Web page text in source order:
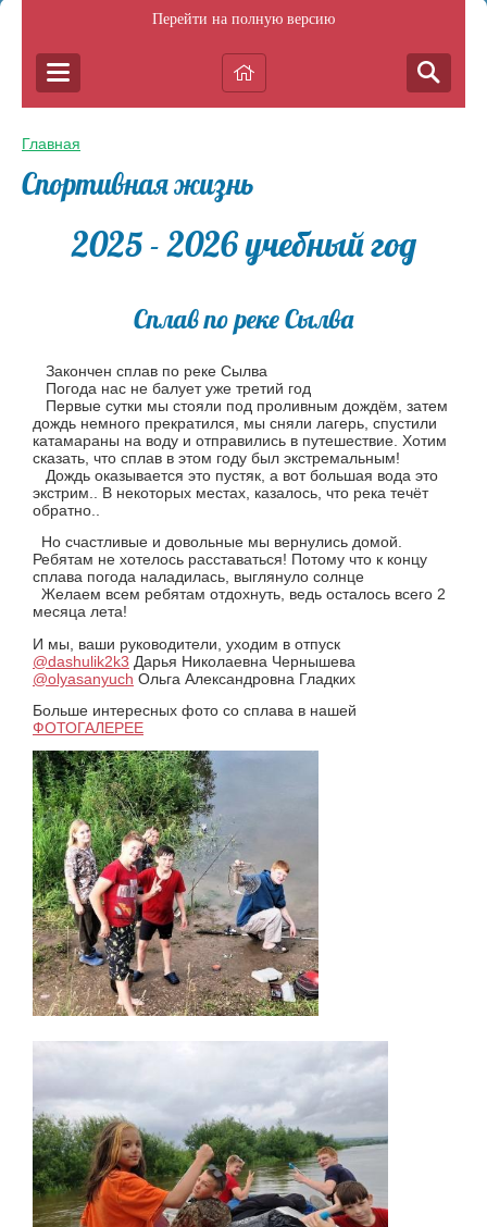
Перейти на полную версию
Главная
Спортивная жизнь
2025 - 2026 учебный год
Сплав по реке Сылва
Закончен сплав по реке Сылва
Погода нас не балует уже третий год
Первые сутки мы стояли под проливным дождём, затем
дождь немного прекратился, мы сняли лагерь, спустили
катамараны на воду и отправились в путешествие. Хотим
сказать, что сплав в этом году был экстремальным!
Дождь оказывается это пустяк, а вот большая вода это
экстрим.. В некоторых местах, казалось, что река течёт
обратно..
Но счастливые и довольные мы вернулись домой.
Ребятам не хотелось расставаться! Потому что к концу
сплава погода наладилась, выглянуло солнце
Желаем всем ребятам отдохнуть, ведь осталось всего 2
месяца лета!
И мы, ваши руководители, уходим в отпуск
@dashulik2k3 Дарья Николаевна Чернышева
@olyasanyuch Ольга Александровна Гладких
Больше интересных фото со сплава в нашей
ФОТОГАЛЕРЕЕ